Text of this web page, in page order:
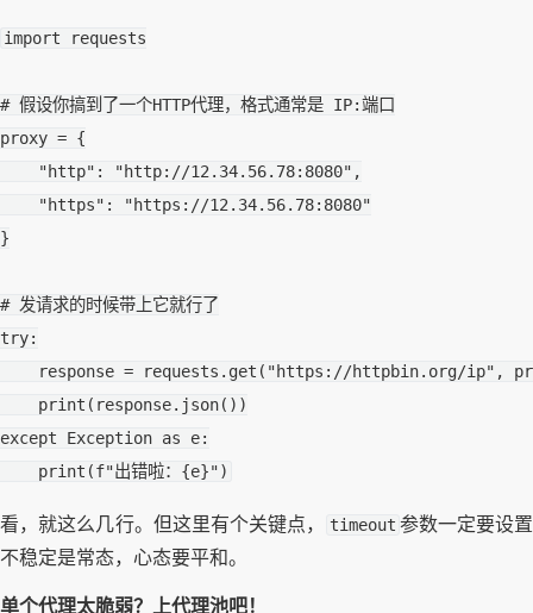
import requests
# 假设你搞到了一个HTTP代理，格式通常是 IP:端口
proxy = {
"http" : "http://12.34.56.78:8080" ,
"https" :
"https://12.34.56.78:8080"
}
# 发请求的时候带上它就行了
try:
response = requests . get ( "https://httpbin.org/ip" ,
print ( response. json())
except
Exception as e:
print (f"出错啦： {e}")
看，就这么几行。但这里有个关键点， timeout 参数一定要设
不稳定是常态，心态要平和。
单个代理太脆弱？上代理池吧！